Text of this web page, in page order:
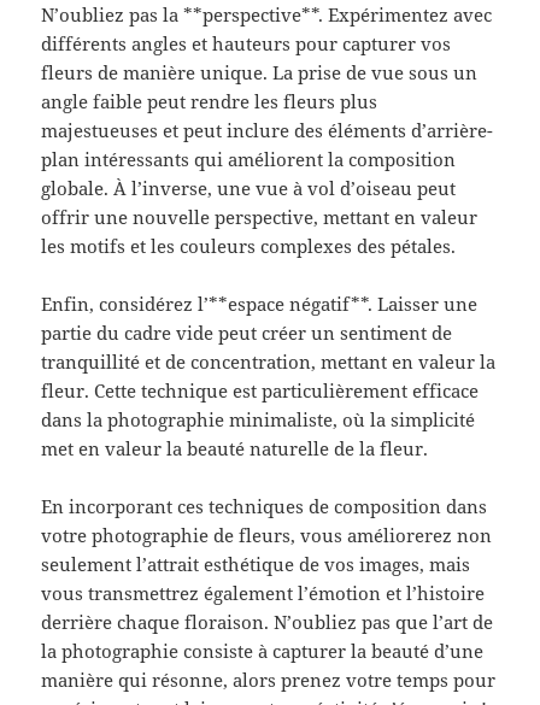
N’oubliez pas la **perspective**. Expérimentez avec
différents angles et hauteurs pour capturer vos
fleurs de manière unique. La prise de vue sous un
angle faible peut rendre les fleurs plus
majestueuses et peut inclure des éléments d’arrière-
plan intéressants qui améliorent la composition
globale. À l’inverse, une vue à vol d’oiseau peut
offrir une nouvelle perspective, mettant en valeur
les motifs et les couleurs complexes des pétales.
Enfin, considérez l’**espace négatif**. Laisser une
partie du cadre vide peut créer un sentiment de
tranquillité et de concentration, mettant en valeur la
fleur. Cette technique est particulièrement efficace
dans la photographie minimaliste, où la simplicité
met en valeur la beauté naturelle de la fleur.
En incorporant ces techniques de composition dans
votre photographie de fleurs, vous améliorerez non
seulement l’attrait esthétique de vos images, mais
vous transmettrez également l’émotion et l’histoire
derrière chaque floraison. N’oubliez pas que l’art de
la photographie consiste à capturer la beauté d’une
manière qui résonne, alors prenez votre temps pour